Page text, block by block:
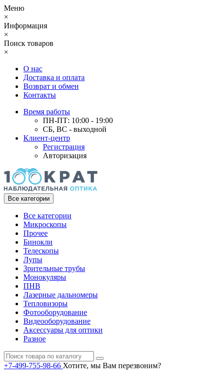
Меню
×
Информация
×
Поиск товаров
×
О нас
Доставка и оплата
Возврат и обмен
Контакты
Время работы
ПН-ПТ: 10:00 - 19:00
СБ, ВС - выходной
Клиент-центр
Регистрация
Авторизация
Все категории
Все категории
Микроскопы
Прочее
Бинокли
Телескопы
Лупы
Зрительные трубы
Монокуляры
ПНВ
Лазерные дальномеры
Тепловизоры
Фотооборудование
Видеооборудование
Аксессуары для оптики
Разное
+7-499-755-98-66 Хотите, мы Вам перезвоним?